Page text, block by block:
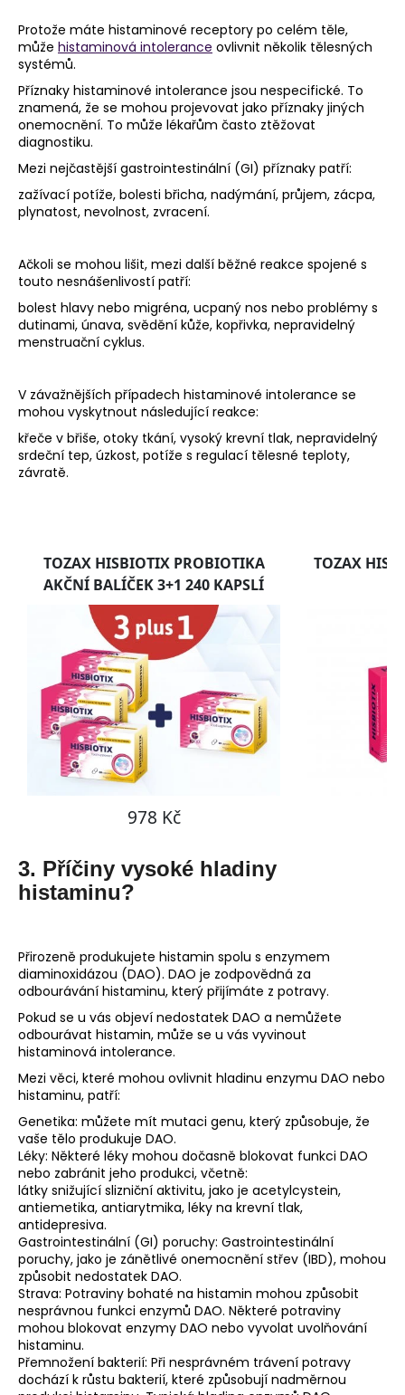
Protože máte histaminové receptory po celém těle,
může histaminová intolerance ovlivnit několik tělesných
systémů.
Příznaky histaminové intolerance jsou nespecifické. To
znamená, že se mohou projevovat jako příznaky jiných
onemocnění. To může lékařům často ztěžovat
diagnostiku.
Mezi nejčastější gastrointestinální (GI) příznaky patří:
zažívací potíže, bolesti břicha, nadýmání, průjem, zácpa,
plynatost, nevolnost, zvracení.
Ačkoli se mohou lišit, mezi další běžné reakce spojené s
touto nesnášenlivostí patří:
bolest hlavy nebo migréna, ucpaný nos nebo problémy s
dutinami, únava, svědění kůže, kopřivka, nepravidelný
menstruační cyklus.
V závažnějších případech histaminové intolerance se
mohou vyskytnout následující reakce:
křeče v břiše, otoky tkání, vysoký krevní tlak, nepravidelný
srdeční tep, úzkost, potíže s regulací tělesné teploty,
závratě.
3. Příčiny vysoké hladiny
histaminu?
Přirozeně produkujete histamin spolu s enzymem
diaminoxidázou (DAO). DAO je zodpovědná za
odbourávání histaminu, který přijímáte z potravy.
Pokud se u vás objeví nedostatek DAO a nemůžete
odbourávat histamin, může se u vás vyvinout
histaminová intolerance.
Mezi věci, které mohou ovlivnit hladinu enzymu DAO nebo
histaminu, patří:
Genetika: můžete mít mutaci genu, který způsobuje, že
vaše tělo produkuje DAO.
Léky: Některé léky mohou dočasně blokovat funkci DAO
nebo zabránit jeho produkci, včetně:
látky snižující slizniční aktivitu, jako je acetylcystein,
antiemetika, antiarytmika, léky na krevní tlak,
antidepresiva.
Gastrointestinální (GI) poruchy: Gastrointestinální
poruchy, jako je zánětlivé onemocnění střev (IBD), mohou
způsobit nedostatek DAO.
Strava: Potraviny bohaté na histamin mohou způsobit
nesprávnou funkci enzymů DAO. Některé potraviny
mohou blokovat enzymy DAO nebo vyvolat uvolňování
histaminu.
Přemnožení bakterií: Při nesprávném trávení potravy
dochází k růstu bakterií, které způsobují nadměrnou